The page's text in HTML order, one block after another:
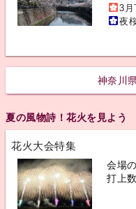
3月
夜
神奈川
夏の風物詩！花火を見よう
花火大会特集
会場
打上